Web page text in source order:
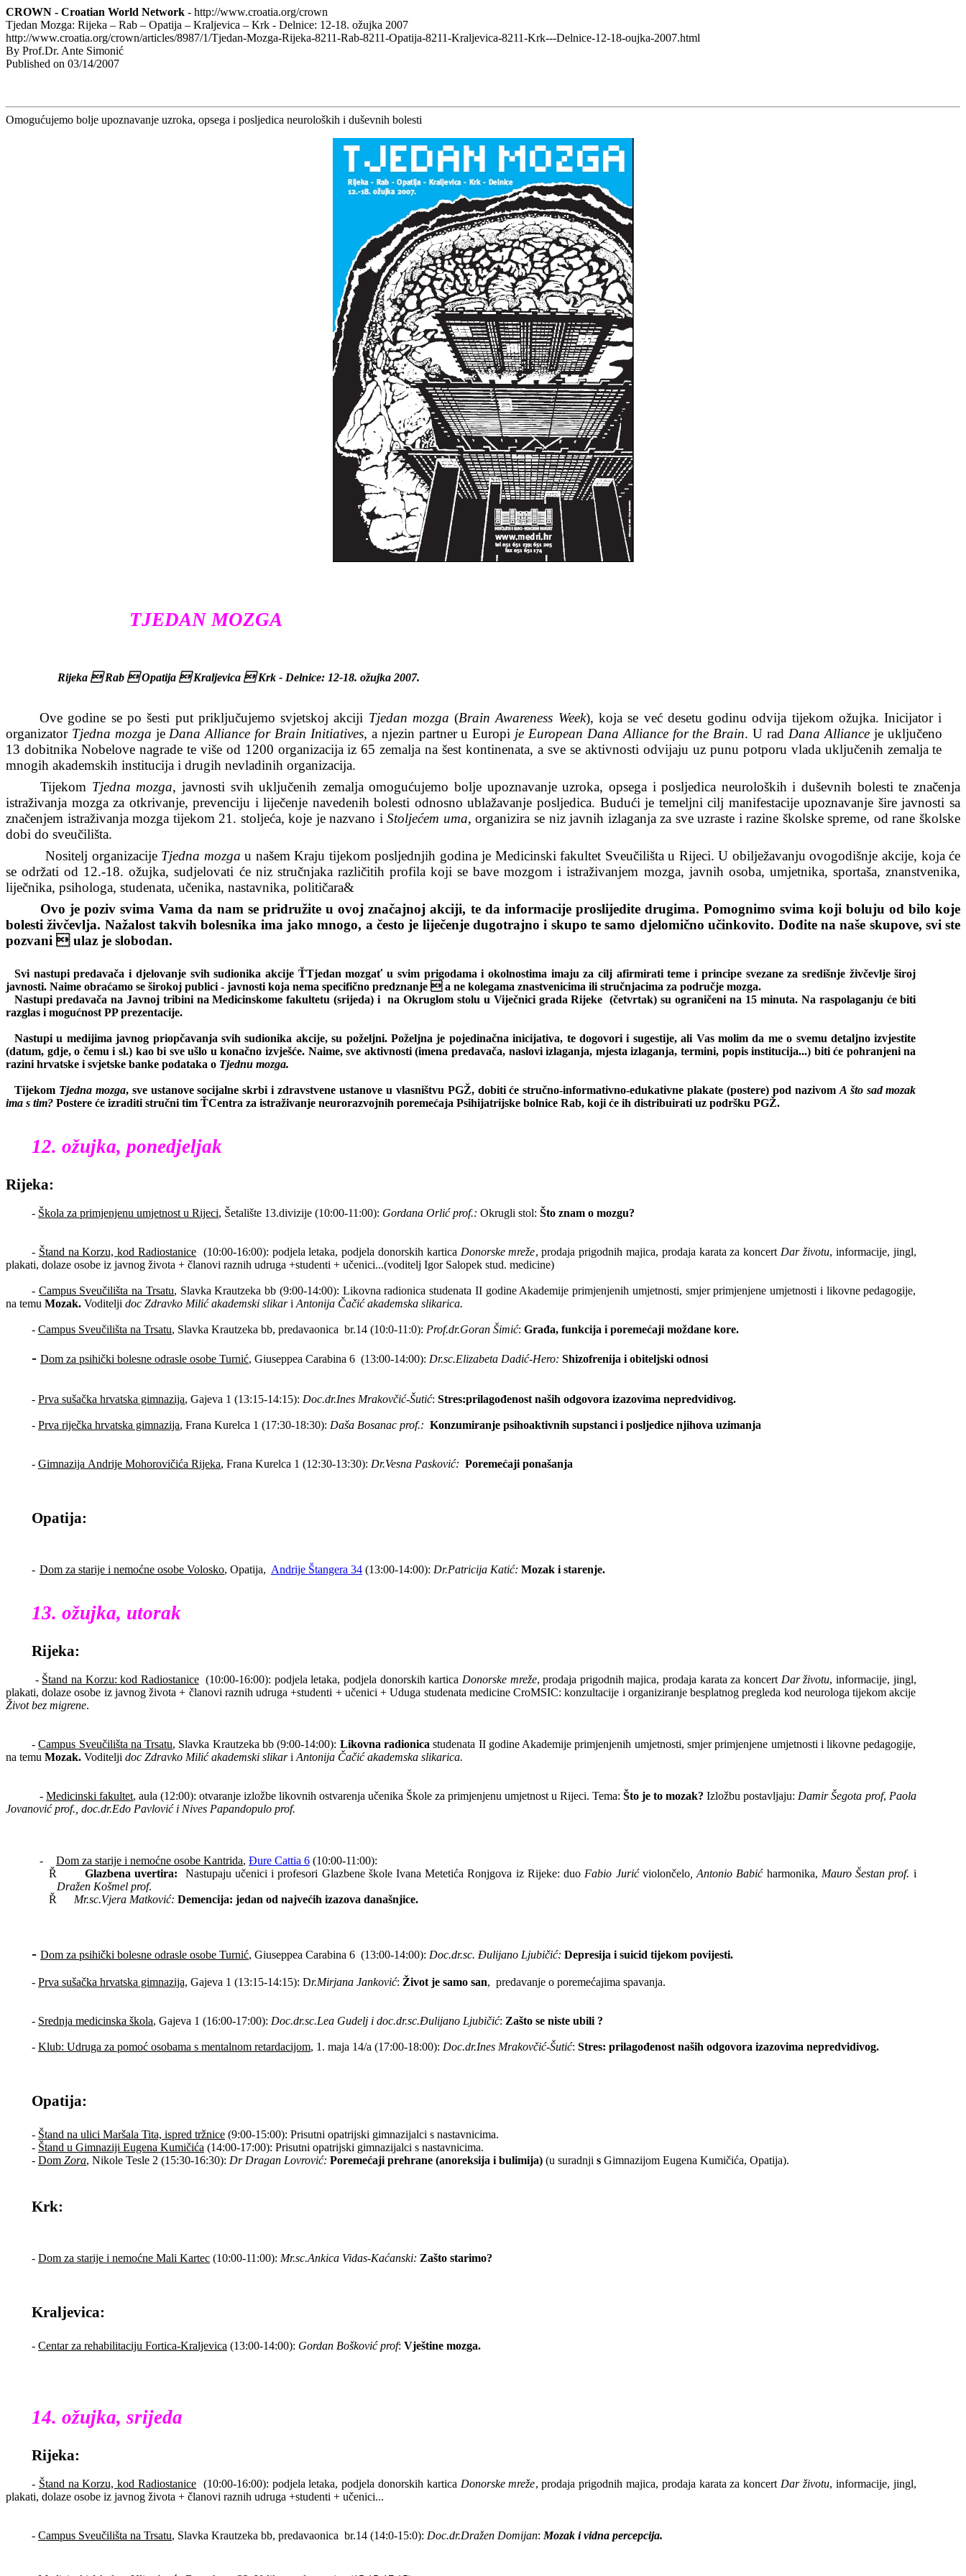
CROWN - Croatian World Network - http://www.croatia.org/crown
Tjedan Mozga: Rijeka – Rab – Opatija – Kraljevica – Krk - Delnice: 12-18. ožujka 2007
http://www.croatia.org/crown/articles/8987/1/Tjedan-Mozga-Rijeka-8211-Rab-8211-Opatija-8211-Kraljevica-8211-Krk---Delnice-12-18-oujka-2007.html
By Prof.Dr. Ante Simonić
Published on 03/14/2007
Omogućujemo bolje upoznavanje uzroka, opsega i posljedica neuroloških i duševnih bolesti
TJEDAN MOZGA
Rijeka  Rab  Opatija  Kraljevica  Krk - Delnice: 12-18. ožujka 2007.
Ove godine se po šesti put priključujemo svjetskoj akciji Tjedan mozga (Brain Awareness Week), koja se već desetu godinu odvija tijekom ožujka. Inicijator i
organizator Tjedna mozga je Dana Alliance for Brain Initiatives, a njezin partner u Europi je European Dana Alliance for the Brain. U rad Dana Allianceje uključeno
13 dobitnika Nobelove nagrade te više od 1200 organizacija iz 65 zemalja na šest kontinenata, a sve se aktivnosti odvijaju uz punu potporu vlada uključenih zemalja te
mnogih akademskih institucija i drugih nevladinih organizacija.
Tijekom Tjedna mozga, javnosti svih uključenih zemalja omogućujemo bolje upoznavanje uzroka, opsega i posljedica neuroloških i duševnih bolesti te značenja
istraživanja mozga za otkrivanje, prevenciju i liječenje navedenih bolesti odnosno ublažavanje posljedica. Budući je temeljni cilj manifestacije upoznavanje šire javnosti sa
značenjem istraživanja mozga tijekom 21. stoljeća, koje je nazvano iStoljećem uma, organizira se niz javnih izlaganja za sve uzraste i razine školske spreme, od rane školske
dobi do sveučilišta.
Nositelj organizacije Tjedna mozga u našem Kraju tijekom posljednjih godina je Medicinski fakultet Sveučilišta u Rijeci. U obilježavanju ovogodišnje akcije, koja će
se održati od 12.-18. ožujka, sudjelovati će niz stručnjaka različitih profila koji se bave mozgom i istraživanjem mozga, javnih osoba, umjetnika, sportaša, znanstvenika,
liječnika, psihologa, studenata, učenika, nastavnika, političara&
Ovo je poziv svima Vama da nam se pridružite u ovoj značajnoj akciji, te da informacije proslijedite drugima. Pomognimo svima koji boluju od bilo koje
bolesti živčevlja. Nažalost takvih bolesnika ima jako mnogo, a često je liječenje dugotrajno i skupo te samo djelomično učinkovito. Dođite na naše skupove, svi ste
pozvani  ulaz je slobodan.
Svi nastupi predavača i djelovanje svih sudionika akcije ŤTjedan mozgať u svim prigodama i okolnostima imaju za cilj afirmirati teme i principe svezane za središnje živčevlje široj
javnosti. Naime obraćamo se širokoj publici - javnosti koja nema specifično predznanje  a ne kolegama znastvenicima ili stručnjacima za područje mozga.
Nastupi predavača na Javnoj tribini na Medicinskome fakultetu (srijeda) i na Okruglom stolu u Viječnici grada Rijeke
(četvrtak) su ograničeni na 15 minuta. Na raspolaganju će biti
razglas i mogućnost PP prezentacije.
Nastupi u medijima javnog priopčavanja svih sudionika akcije, su poželjni. Poželjna je pojedinačna inicijativa, te dogovori i sugestije, ali Vas molim da me o svemu detaljno izvjestite
(datum, gdje, o čemu i sl.) kao bi sve ušlo u konačno izvješće. Naime, sve aktivnosti (imena predavača, naslovi izlaganja, mjesta izlaganja, termini, popis institucija...) biti će pohranjeni na
razini hrvatske i svjetske banke podataka o Tjednu mozga.
Tijekom Tjedna mozga, sve ustanove socijalne skrbi i zdravstvene ustanove u vlasništvu PGŽ, dobiti će stručno-informativno-edukativne plakate (postere) pod nazivom A što sad mozak
ima s tim? Postere će izraditi stručni tim ŤCentra za istraživanje neurorazvojnih poremećaja Psihijatrijske bolnice Rab, koji će ih distribuirati uz podršku PGŽ.
12. ožujka, ponedjeljak
Rijeka:
- Škola za primjenjenu umjetnost u Rijeci, Šetalište 13.divizije (10:00-11:00): Gordana Orlić prof.: Okrugli stol: Što znam o mozgu?
- Štand na Korzu, kod Radiostanice (10:00-16:00): podjela letaka, podjela donorskih kartica Donorske mreže, prodaja prigodnih majica, prodaja karata za koncert Dar životu, informacije, jingl,
plakati, dolaze osobe iz javnog života + članovi raznih udruga +studenti + učenici...(voditelj Igor Salopek stud. medicine)
- Campus Sveučilišta na Trsatu, Slavka Krautzeka bb (9:00-14:00): Likovna radionica studenata II godine Akademije primjenjenih umjetnosti, smjer primjenjene umjetnosti i likovne pedagogije,
na temu Mozak. Voditelji doc Zdravko Milić akademski slikari Antonija Čačić akademska slikarica.
- Campus Sveučilišta na Trsatu, Slavka Krautzeka bb, predavaonica br.14 (10:0-11:0): Prof.dr.Goran Šimić: Građa, funkcija i poremećaji moždane kore.
- Dom za psihički bolesne odrasle osobe Turnić, Giuseppea Carabina 6 (13:00-14:00): Dr.sc.Elizabeta Dadić-Hero: Shizofrenija i obiteljski odnosi
- Prva sušačka hrvatska gimnazija, Gajeva 1 (13:15-14:15): Doc.dr.Ines Mrakovčić-Šutić: Stres:prilagođenost naših odgovora izazovima nepredvidivog.
- Prva riječka hrvatska gimnazija, Frana Kurelca 1 (17:30-18:30): Daša Bosanac prof.: Konzumiranje psihoaktivnih supstanci i posljedice njihova uzimanja
- Gimnazija Andrije Mohorovičića Rijeka, Frana Kurelca 1 (12:30-13:30): Dr.Vesna Pasković: Poremećaji ponašanja
Opatija:
- Dom za starije i nemoćne osobe Volosko, Opatija, Andrije Štangera 34 (13:00-14:00): Dr.Patricija Katić: Mozak i starenje.
13. ožujka, utorak
Rijeka:
- Štand na Korzu: kod Radiostanice (10:00-16:00): podjela letaka, podjela donorskih kartica Donorske mreže, prodaja prigodnih majica, prodaja karata za koncert Dar životu, informacije, jingl,
plakati, dolaze osobe iz javnog života + članovi raznih udruga +studenti + učenici + Uduga studenata medicine CroMSIC: konzultacije i organiziranje besplatnog pregleda kod neurologa tijekom akcije
Život bez migrene.
-Campus Sveučilišta na Trsatu, Slavka Krautzeka bb (9:00-14:00): Likovna radionicastudenata II godine Akademije primjenjenih umjetnosti, smjer primjenjene umjetnosti i likovne pedagogije,
na temu Mozak. Voditelji doc Zdravko Milić akademski slikari Antonija Čačić akademska slikarica.
-Medicinski fakultet, aula (12:00): otvaranjeizložbe likovnih ostvarenja učenika Škole za primjenjenu umjetnost u Rijeci. Tema:Što je to mozak?Izložbu postavljaju: Damir Šegota prof, Paola
Jovanović prof., doc.dr.Edo Pavlović i Nives Papandopulo prof.
- Dom za starije i nemoćne osobe Kantrida, Đure Cattia 6 (10:00-11:00):
Ř
Glazbena uvertira: Nastupaju učenici i profesori Glazbene škole Ivana Metetića Ronjgova iz Rijeke: duo Fabio Jurić violončelo, Antonio Babić harmonika, Mauro Šestan prof. i
Dražen Košmel prof.
Ř
Mr.sc.Vjera Matković: Demencija: jedan od najvećih izazova današnjice.
- Dom za psihički bolesne odrasle osobe Turnić, Giuseppea Carabina 6 (13:00-14:00): Doc.dr.sc. Đulijano Ljubičić: Depresija i suicid tijekom povijesti.
- Prva sušačka hrvatska gimnazija, Gajeva 1 (13:15-14:15): Dr.Mirjana Janković: Život je samo san, predavanje o poremećajima spavanja.
- Srednja medicinska škola, Gajeva 1 (16:00-17:00): Doc.dr.sc.Lea Gudelj i doc.dr.sc.Đulijano Ljubičić: Zašto se niste ubili ?
- Klub: Udruga za pomoć osobama s mentalnom retardacijom, 1. maja 14/a (17:00-18:00): Doc.dr.Ines Mrakovčić-Šutić: Stres: prilagođenost naših odgovora izazovima nepredvidivog.
Opatija:
- Štand na ulici Maršala Tita, ispred tržnice (9:00-15:00): Prisutni opatrijski gimnazijalci s nastavnicima.
- Štand u Gimnaziji Eugena Kumičića (14:00-17:00): Prisutni opatrijski gimnazijalci s nastavnicima.
- Dom Zora, Nikole Tesle 2 (15:30-16:30): Dr Dragan Lovrović: Poremećaji prehrane (anoreksija i bulimija) (u suradnji s Gimnazijom Eugena Kumičića, Opatija).
Krk:
- Dom za starije i nemoćne Mali Kartec (10:00-11:00): Mr.sc.Ankica Vidas-Kaćanski: Zašto starimo?
Kraljevica:
- Centar za rehabilitaciju Fortica-Kraljevica (13:00-14:00): Gordan Bošković prof: Vještine mozga.
14. ožujka, srijeda
Rijeka:
- Štand na Korzu, kod Radiostanice (10:00-16:00): podjela letaka, podjela donorskih kartica Donorske mreže, prodaja prigodnih majica, prodaja karata za koncert Dar životu, informacije, jingl,
plakati, dolaze osobe iz javnog života + članovi raznih udruga +studenti + učenici...
- Campus Sveučilišta na Trsatu, Slavka Krautzeka bb, predavaonica br.14 (14:0-15:0): Doc.dr.Dražen Domijan: Mozak i vidna percepcija.